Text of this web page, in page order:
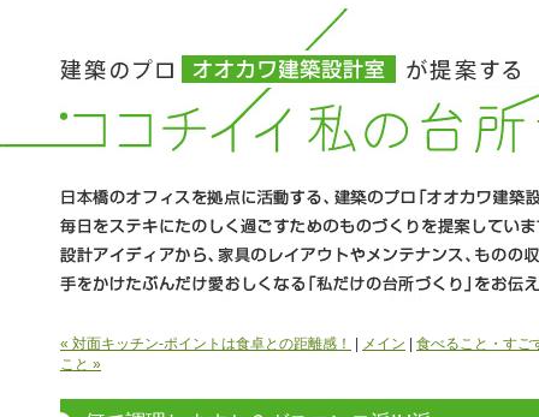
« 対面キッチン-ポイントは食卓との距離感！ メイン
食べること・すご
こと »